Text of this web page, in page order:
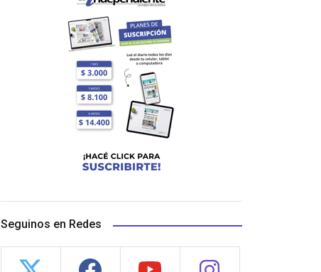
Seguinos en Redes